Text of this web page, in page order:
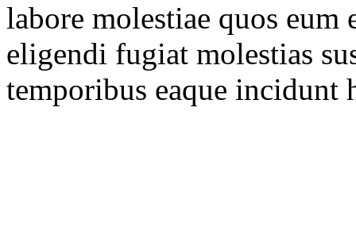
labore molestiae quos eum
eligendi fugiat molestias
temporibus eaque incidunt